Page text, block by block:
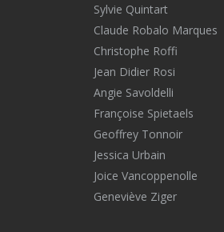
Sylvie Quintart
Claude Robalo Marques
Christophe Roffi
Jean Didier Rosi
Angie Savoldelli
Françoise Spietaels
Geoffrey Tonnoir
Jessica Urbain
Joice Vancoppenolle
Geneviève Ziger